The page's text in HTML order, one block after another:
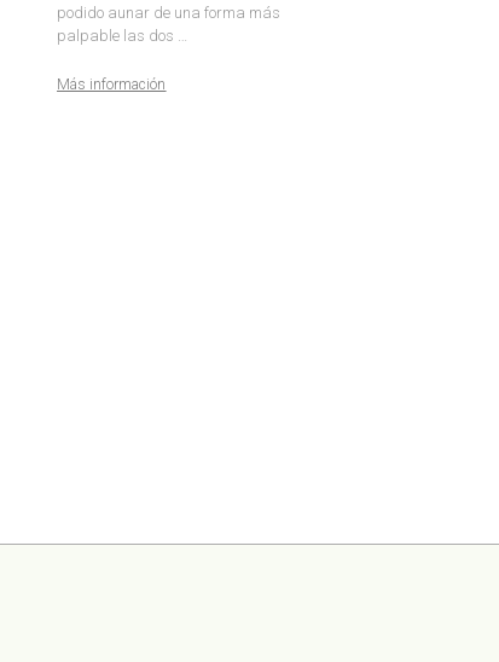
podido aunar de una forma más
palpable las dos …
Más información